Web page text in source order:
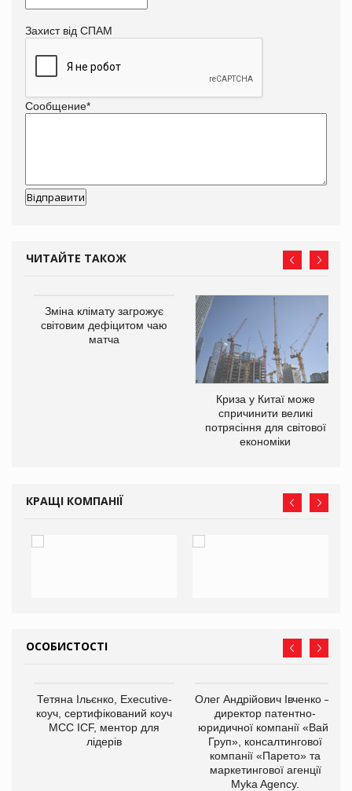
Захист від СПАМ
Сообщение*
ЧИТАЙТЕ ТАКОЖ
Зміна клімату загрожує
світовим дефіцитом чаю
матча
Криза у Китаї може
спричинити великі
потрясіння для світової
економіки
КРАЩІ КОМПАНІЇ
ОСОБИСТОСТІ
Тетяна Ільєнко, Executive-
коуч, сертифікований коуч
МСС ICF, ментор для
лідерів
Олег Андрійович Івченко —
директор патентно-
юридичної компанії «Вайз
Груп», консалтингової
компанії «Парето» та
маркетингової агенції
Myka Agency.